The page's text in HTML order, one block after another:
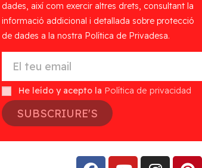
dades, així com exercir altres drets, consultant la
informació addicional i detallada sobre protecció
de dades a la nostra Política de Privadesa.
He leído y acepto la Política de privacidad
SUBSCRIURE'S